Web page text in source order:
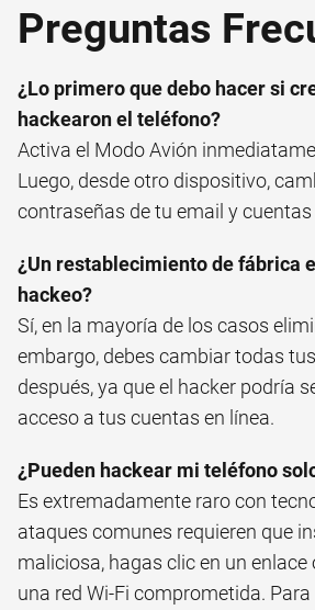
Preguntas
¿Lo primero que debo hacer si
hackearon el teléfono?
Activa el Modo Avión
Luego, desde otro dispositivo,
contraseñas de tu email y
¿Un restablecimiento de fábrica
hackeo?
Sí, en la mayoría de los casos
embargo, debes cambiar todas
después, ya que el hacker podría
acceso a tus cuentas en línea.
¿Pueden hackear mi teléfono
Es extremadamente raro con
ataques comunes requieren que
maliciosa, hagas clic en un enlace
una red Wi-Fi comprometida.